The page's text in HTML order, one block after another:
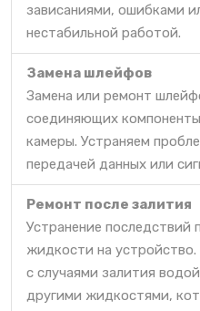
зависаниями, ошибками
нестабильной работой.
Замена шлейфов
Замена или ремонт
соединяющих
камеры. Устраняем
передачей данных или
Ремонт после залития
Устранение последствий
жидкости на
с случаями залития
другими жидкостями,